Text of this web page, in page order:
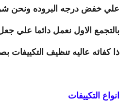
علي خفض درجه البروده ونحن
بالتجمع الاول نعمل دائما علي
ذا كفائه عاليه تنظيف التكييفات
انواع التكييفات